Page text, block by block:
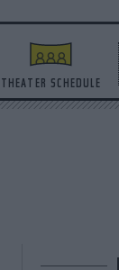
THEATER SCHEDULE